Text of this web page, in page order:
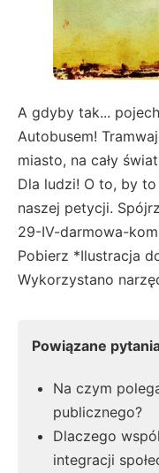
A gdyby tak...
Autobusem!
miasto, na cały
Dla ludzi! O to, by
naszej petycji.
29-IV-darmowa-
Pobierz *Ilustracja
Wykorzystano
Powiązane
Na czym
publicznego?
Dlaczego
integracji